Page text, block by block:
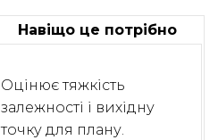
Навіщо це потрібно
Оцінює тяжкість
залежності і вихідну
точку для плану.